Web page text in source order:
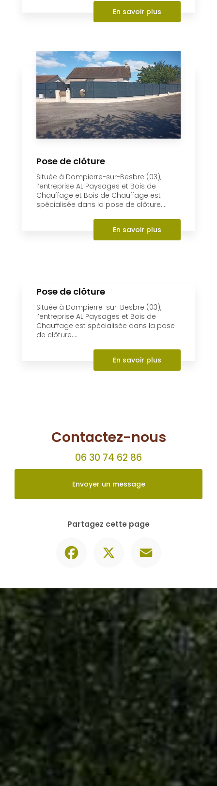
Pose de clôture
Située à Dompierre-sur-Besbre (03),
l’entreprise AL Paysages et Bois de
Chauffage et Bois de Chauffage est
spécialisée dans la pose de clôture....
En savoir plus
Pose de clôture
Située à Dompierre-sur-Besbre (03),
l’entreprise AL Paysages et Bois de
Chauffage est spécialisée dans la pose
Contactez-nous
06 30 74 62 86
Facebook X Email